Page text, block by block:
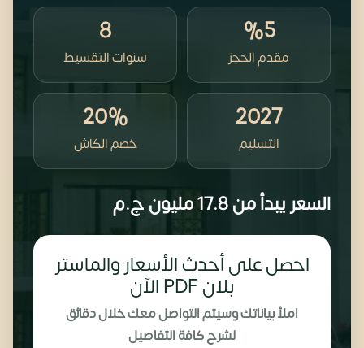
%5
مقدم الحجز
8
سنوات التقسيط
2027
التسليم
20%
خصم الكاش
السعر يبدأ من17.8 مليون ج.م
احصل على أحدث الأسعار والماستر
بلان PDF الآن
املأ بياناتك وسيتم التواصل معك خلال دقائق
لشرح كافة التفاصيل